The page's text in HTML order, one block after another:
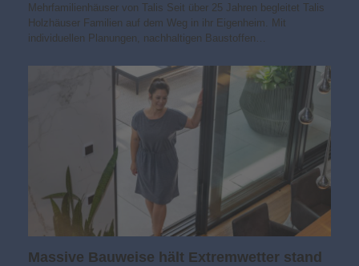
Mehrfamilienhäuser von Talis Seit über 25 Jahren begleitet Talis
Holzhäuser Familien auf dem Weg in ihr Eigenheim. Mit
individuellen Planungen, nachhaltigen Baustoffen…
Massive Bauweise hält Extremwetter stand